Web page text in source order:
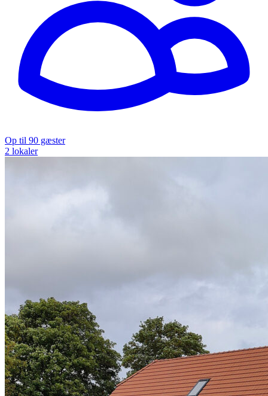
Op til 90 gæster
2 lokaler